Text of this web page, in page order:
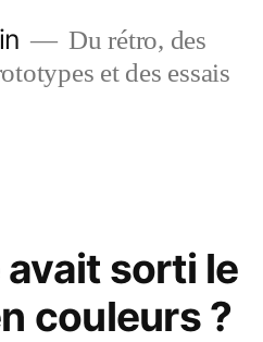
Du rétro, des
et des essais
avait sorti le
couleurs ?